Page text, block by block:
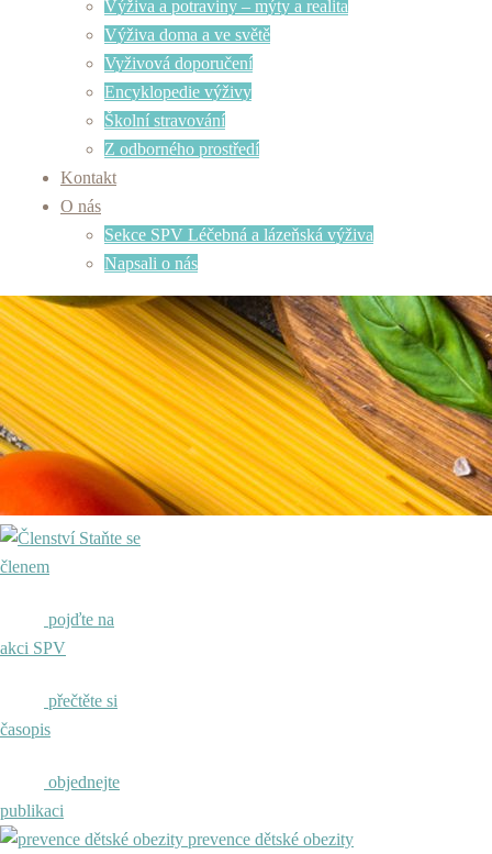
Výživa a potraviny – mýty a realita
Výživa doma a ve světě
Vyživová doporučení
Encyklopedie výživy
Školní stravování
Z odborného prostředí
Kontakt
O nás
Sekce SPV Léčebná a lázeňská výživa
Napsali o nás
Staňte se
členem
pojďte na
akci SPV
přečtěte si
časopis
objednejte
publikaci
prevence dětské obezity